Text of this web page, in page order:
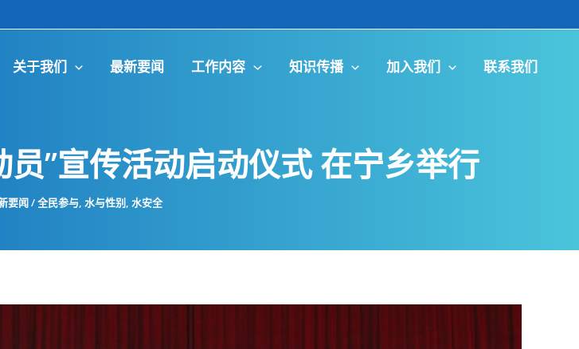
关于我们 最新要闻 工作内容 知识传播 加入我们 联系我们
”宣传活动启动仪式 在宁乡举行
要闻/全民参与, 水与性别, 水安全